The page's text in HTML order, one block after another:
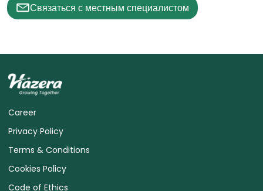
Связаться с местным специалистом
Career
Privacy Policy
Terms & Conditions
Cookies Policy
Code of Ethics